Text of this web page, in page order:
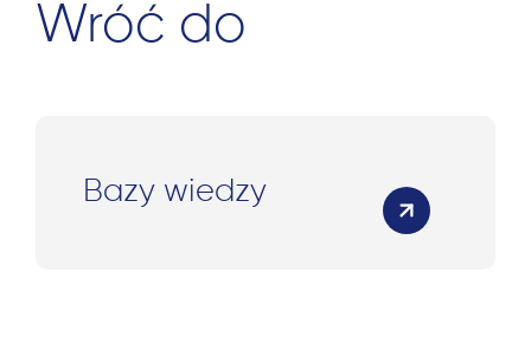
Wróć do
Bazy wiedzy